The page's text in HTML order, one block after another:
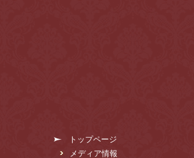
トップページ
メディア情報